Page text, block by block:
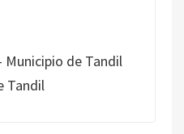
Municipio de Tandil
Tandil